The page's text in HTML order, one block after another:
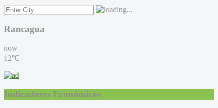
Rancagua
now
12℃
Indicadores Económicos